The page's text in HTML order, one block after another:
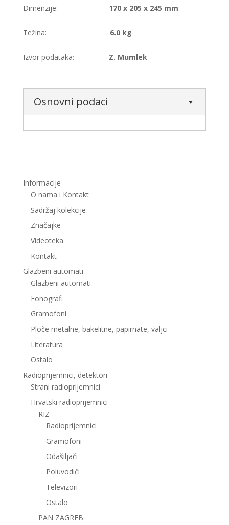
Dimenzije: 170 x 205 x 245 mm
Težina: 6.0 kg
Izvor podataka: Z. Mumlek
Osnovni podaci
Informacije
O nama i Kontakt
Sadržaj kolekcije
Značajke
Videoteka
Kontakt
Glazbeni automati
Glazbeni automati
Fonografi
Gramofoni
Ploče metalne, bakelitne, papirnate, valjci
Literatura
Ostalo
Radioprijemnici, detektori
Strani radioprijemnici
Hrvatski radioprijemnici
RIZ
Radioprijemnici
Gramofoni
Odašiljači
Poluvodiči
Televizori
Ostalo
PAN ZAGREB